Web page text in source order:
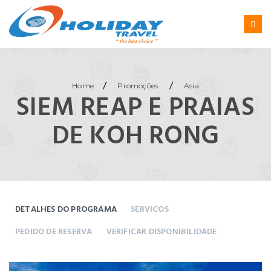
Home / Promoções / Asia
SIEM REAP E PRAIAS
DE KOH RONG
DETALHES DO PROGRAMA
SERVICOS
PEDIDO DE RESERVA
VERIFICAR DISPONIBILIDADE